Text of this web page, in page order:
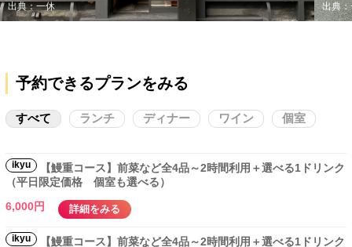
出典：一休 出典
予約できるプランをみる
すべて
ikyu
【鰻重コース】前菜など全4品～2時間利用＋選べる1ドリンク
（平日限定価格 個室も選べる）
6,000円
詳細をみる
ikyu 【鰻重コース】前菜など全4品～2時間利用＋選べる1ドリンク
ランチ ディナー ワイン 個室